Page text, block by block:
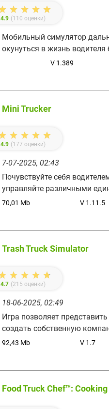
4.9 (110 оценки)
Мобильный симулятор
окунуться в жизнь водителя
V 1.389
Mini Trucker
4.9 (177 оценки)
7-07-2025, 02:43
Почувствуйте себя
управляйте различными
70,01 Mb V 1.11.5
Trash Truck Simulator
4.7 (215 оценки)
18-06-2025, 02:49
Игра позволяет
создать собственную
92,43 Mb V 1.7
Food Truck Chef™: